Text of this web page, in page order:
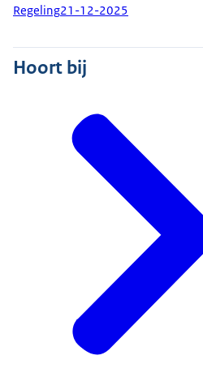
Regeling21-12-2025
Hoort bij